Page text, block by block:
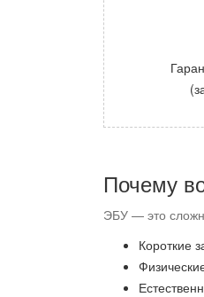
Почему
ЭБУ — это
Короткие